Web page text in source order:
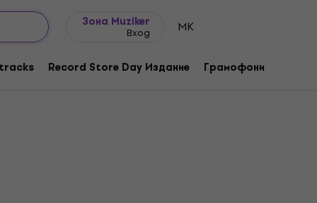
Зона Muziker
Вход MK
Record Store Day Издание Грамофони